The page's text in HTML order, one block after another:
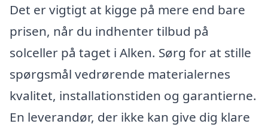
Det er vigtigt at kigge på mere end bare
prisen, når du indhenter tilbud på
solceller på taget i Alken. Sørg for at stille
spørgsmål vedrørende materialernes
kvalitet, installationstiden og garantierne.
En leverandør, der ikke kan give dig klare